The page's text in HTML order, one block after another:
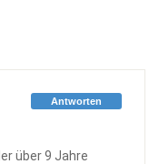
Antworten
über 9 Jahre